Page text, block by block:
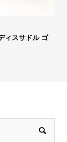
ィスサドル ゴ
